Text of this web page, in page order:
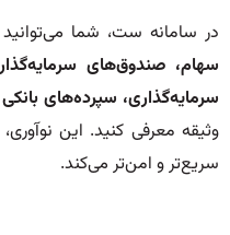
در سامانه ست، شما می‌توانید
سهام، صندوق‌های
سرمایه‌گذاری، سپرده‌های
وثیقه معرفی کنید. این
سریع‌تر و امن‌تر می‌کند.